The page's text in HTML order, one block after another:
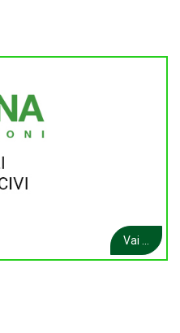
Vai ...